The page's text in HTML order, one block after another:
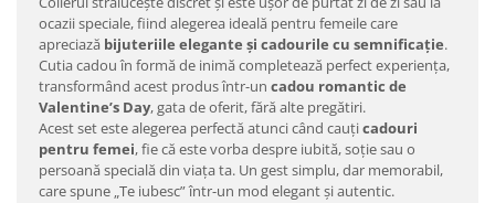
ocazii speciale, fiind alegerea ideală pentru femeile care
apreciază bijuteriile elegante și cadourile cu semnificație.
Cutia cadou în formă de inimă completează perfect experiența,
transformând acest produs într-un cadou romantic de
Valentine’s Day, gata de oferit, fără alte pregătiri.
Acest set este alegerea perfectă atunci când cauțicadouri
pentru femei, fie că este vorba despre iubită, soție sau o
persoană specială din viața ta. Un gest simplu, dar memorabil,
care spune „Te iubesc” într-un mod elegant și autentic.